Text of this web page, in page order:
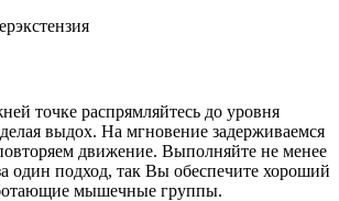
точке распрямляйтесь до уровня
выдох. На мгновение задерживаемся
движение. Выполняйте не менее
один подход, так Вы обеспечите хороший
мышечные группы.